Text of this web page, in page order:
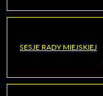
SESJE RADY MIEJSKIEJ